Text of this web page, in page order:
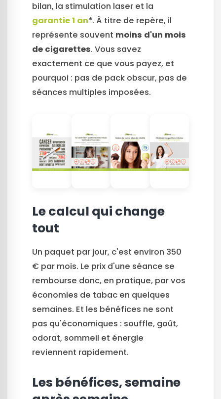
bilan, la stimulation laser et la
garantie 1 an*. À titre de repère, il
représente souvent moins d'un mois
de cigarettes. Vous savez
exactement ce que vous payez, et
pourquoi : pas de pack obscur, pas de
séances multiples imposées.
Le calcul qui change
tout
Un paquet par jour, c'est environ 350
€ par mois. Le prix d'une séance se
rembourse donc, en pratique, par vos
économies de tabac en quelques
semaines. Et les bénéfices ne sont
pas qu'économiques : souffle, goût,
odorat, sommeil et énergie
reviennent rapidement.
Les bénéfices, semaine